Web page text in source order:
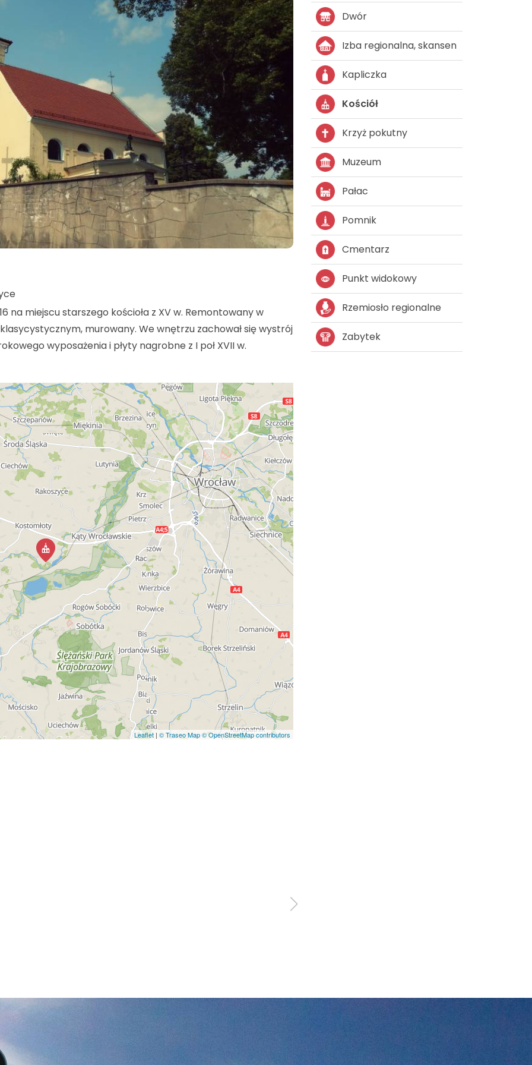
na miejscu starszego kościoła z XV w. Remontowany w
murowany. We wnętrzu zachował się wystrój
wyposażenia i płyty nagrobne z I poł XVII w.
Leaflet | © Traseo Map© OpenStreetMap contributors
Dwór
Izba regionalna, skansen
Kapliczka
Kościół
Krzyż pokutny
Muzeum
Pałac
Pomnik
Cmentarz
Punkt widokowy
Rzemiosło regionalne
Zabytek